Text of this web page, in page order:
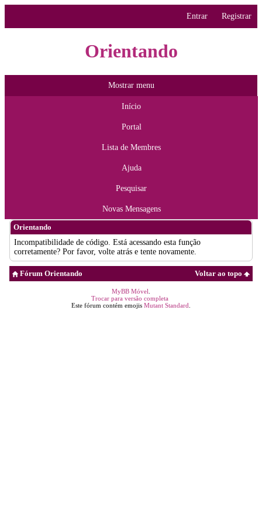
Entrar Registrar
Orientando
Mostrar menu
Início
Portal
Lista de Membres
Ajuda
Pesquisar
Novas Mensagens
Orientando
Incompatibilidade de código. Está acessando esta função
corretamente? Por favor, volte atrás e tente novamente.
Voltar ao topo
Fórum Orientando
MyBB Móvel
Trocar para versão completa
Este fórum contém emojis Mutant Standard